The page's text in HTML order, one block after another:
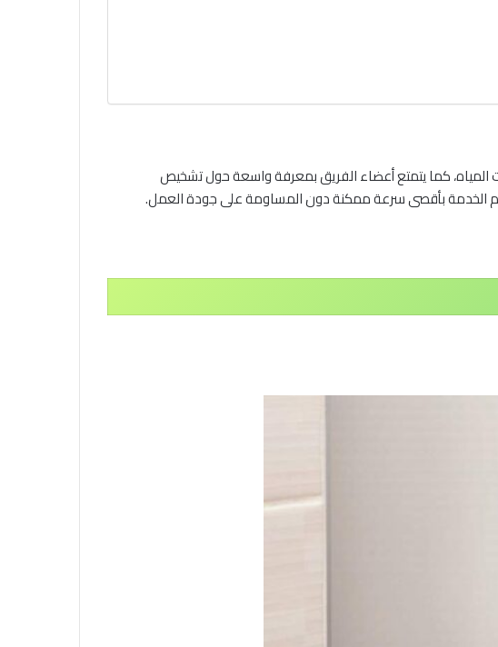
كما يتمتع أعضاء الفريق بمعرفة واسعة حول تشخيص
الخدمة بأقصى سرعة ممكنة دون المساومة على جودة العمل.